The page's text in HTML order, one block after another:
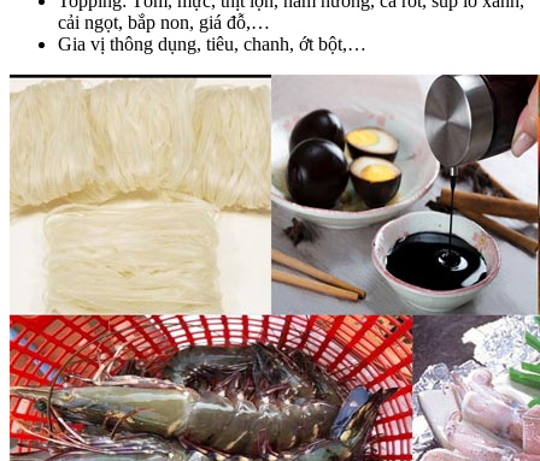
cải ngọt, bắp non, giá đỗ,…
Gia vị thông dụng, tiêu, chanh, ớt bột,…